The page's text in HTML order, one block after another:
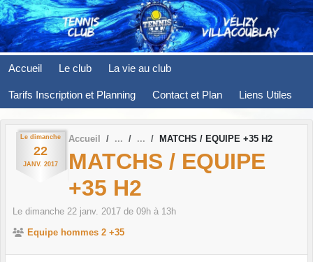
Accueil Le club La vie au club
Tarifs Inscription et Planning Contact et Plan Liens Utiles
Le dimanche
22
JANV. 2017
Accueil MATCHS / EQUIPE +35 H2
MATCHS / EQUIPE
+35 H2
Le dimanche 22 janv. 2017 de 09h à 13h
Equipe hommes 2 +35
Panneau de gestion des cookies